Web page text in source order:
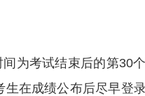
为考试结束后的第30
在成绩公布后尽早登